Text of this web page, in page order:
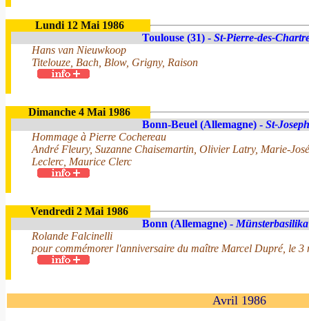
Lundi 12 Mai 1986
Toulouse (31) - St-Pierre-des-
Hans van Nieuwkoop
Titelouze, Bach, Blow, Grigny, Raison
Dimanche 4 Mai 1986
Bonn-Beuel (Allemagne) - St-Joseph
Hommage à Pierre Cochereau
André Fleury, Suzanne Chaisemartin, Olivier Latry, Marie-
Leclerc, Maurice Clerc
Vendredi 2 Mai 1986
Bonn (Allemagne) - Münsterbasilika
Rolande Falcinelli
pour commémorer l'anniversaire du maître Marcel Dupré, le 3
Avril 1986